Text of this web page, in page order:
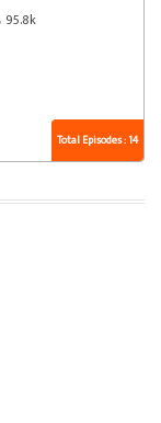
95.8k
Total Episodes : 14